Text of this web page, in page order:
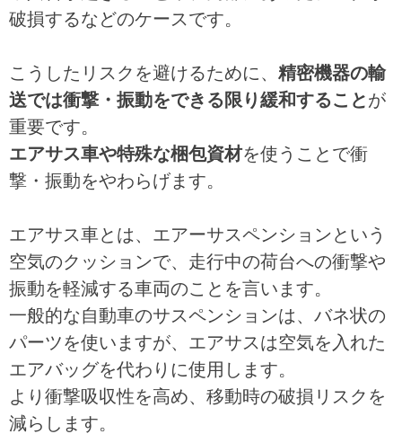
破損するなどのケースです。
こうしたリスクを避けるために、 精密機器の輸
送では衝撃・振動をできる限り緩和することが
重要です。
エアサス車や特殊な梱包資材を使うことで衝
撃・振動をやわらげます。
エアサス車とは、エアーサスペンションという
空気のクッションで、走行中の荷台への衝撃や
振動を軽減する車両のことを言います。
一般的な自動車のサスペンションは、バネ状の
パーツを使いますが、エアサスは空気を入れた
エアバッグを代わりに使用します。
より衝撃吸収性を高め、移動時の破損リスクを
減らします。